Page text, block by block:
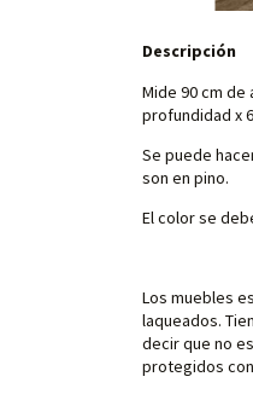
Descripción
Mide 90 cm de
profundidad x
Se puede
son en pino.
El color se
Los muebles
laqueados.
decir que no
protegidos